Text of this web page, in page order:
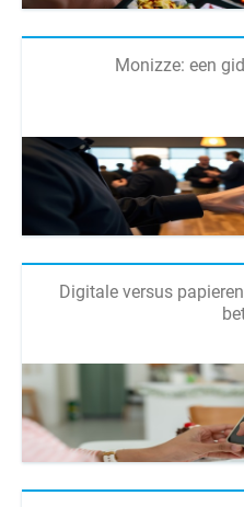
Monizze: een
Digitale versus